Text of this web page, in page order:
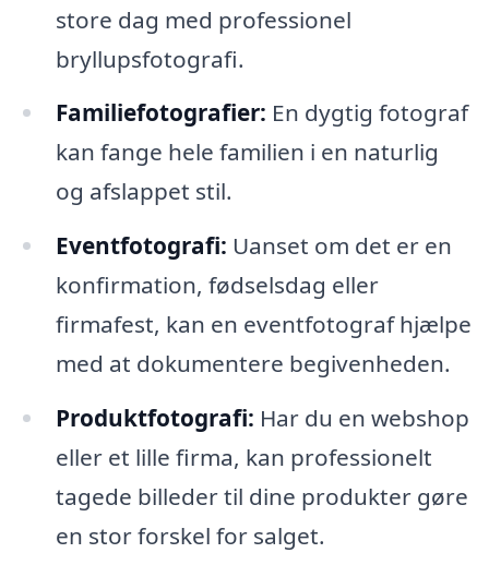
store dag med professionel
bryllupsfotografi.
Familiefotografier: En dygtig fotograf
kan fange hele familien i en naturlig
og afslappet stil.
Eventfotografi: Uanset om det er en
konfirmation, fødselsdag eller
firmafest, kan en eventfotograf hjælpe
med at dokumentere begivenheden.
Produktfotografi: Har du en webshop
eller et lille firma, kan professionelt
tagede billeder til dine produkter gøre
en stor forskel for salget.